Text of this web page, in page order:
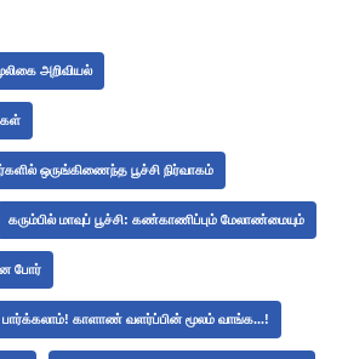
அறிவியல்
ஒருங்கிணைந்த பூச்சி நிர்வாகம்
கரும்பில் மாவுப் பூச்சி: கண்காணிப்பும் மேலாண்மையும்
போர்
பார்க்கலாம்! காளாண் வளர்ப்பின் மூலம் வாங்க...!